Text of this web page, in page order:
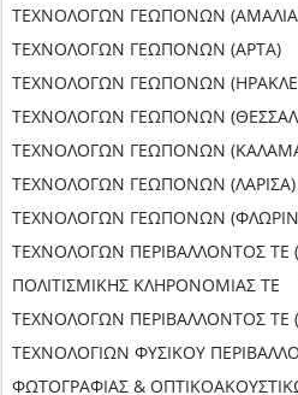
ΤΕΧΝΟΛΟΓΩΝ ΓΕΩΠΟΝΩΝ
ΤΕΧΝΟΛΟΓΩΝ ΓΕΩΠΟΝΩΝ (ΑΡΤΑ)
ΤΕΧΝΟΛΟΓΩΝ ΓΕΩΠΟΝΩΝ
ΤΕΧΝΟΛΟΓΩΝ ΓΕΩΠΟΝΩΝ
ΤΕΧΝΟΛΟΓΩΝ ΓΕΩΠΟΝΩΝ
ΤΕΧΝΟΛΟΓΩΝ ΓΕΩΠΟΝΩΝ
ΤΕΧΝΟΛΟΓΩΝ ΓΕΩΠΟΝΩΝ
ΤΕΧΝΟΛΟΓΩΝ ΠΕΡΙΒΑΛΛΟΝΤΟΣ
ΠΟΛΙΤΙΣΜΙΚΗΣ ΚΛΗΡΟΝΟΜΙΑΣ ΤΕ
ΤΕΧΝΟΛΟΓΩΝ ΠΕΡΙΒΑΛΛΟΝΤΟΣ ΤΕ
ΤΕΧΝΟΛΟΓΙΩΝ ΦΥΣΙΚΟΥ
ΦΩΤΟΓΡΑΦΙΑΣ &